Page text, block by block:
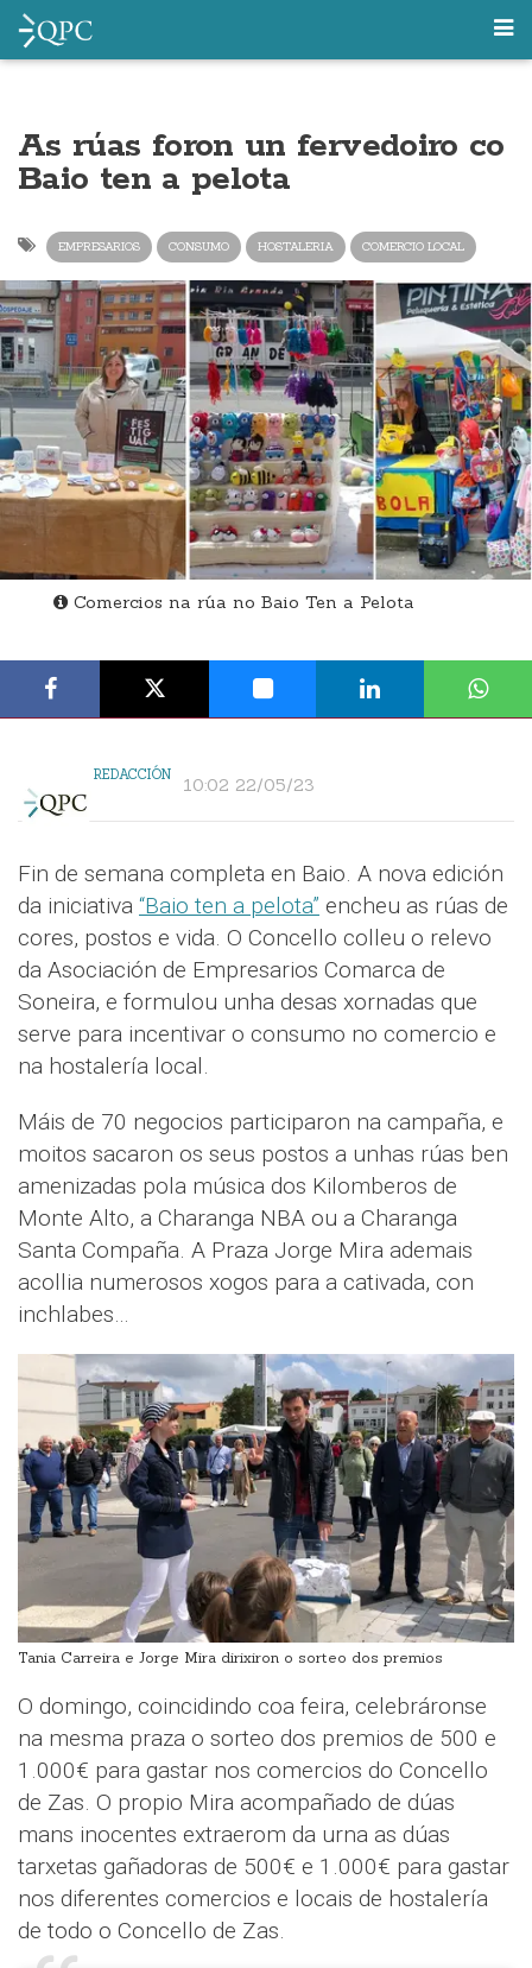
As rúas foron un fervedoiro co
Baio ten a pelota
EMPRESARIOS CONSUMO HOSTALERIA COMERCIO LOCAL
Comercios na rúa no Baio Ten a Pelota
REDACCIÓN 10:02 22/05/23
Fin de semana completa en Baio. A nova edición
da iniciativa “Baio ten a pelota” encheu as rúas de
cores, postos e vida. O Concello colleu o relevo
da Asociación de Empresarios Comarca de
Soneira, e formulou unha desas xornadas que
serve para incentivar o consumo no comercio e
na hostalería local.
Máis de 70 negocios participaron na campaña, e
moitos sacaron os seus postos a unhas rúas ben
amenizadas pola música dos Kilomberos de
Monte Alto, a Charanga NBA ou a Charanga
Santa Compaña. A Praza Jorge Mira ademais
acollia numerosos xogos para a cativada, con
inchlabes…
Tania Carreira e Jorge Mira dirixiron o sorteo dos premios
O domingo, coincidindo coa feira, celebráronse
na mesma praza o sorteo dos premios de 500 e
1.000€ para gastar nos comercios do Concello
de Zas. O propio Mira acompañado de dúas
mans inocentes extraerom da urna as dúas
tarxetas gañadoras de 500€ e 1.000€ para gastar
nos diferentes comercios e locais de hostalería
de todo o Concello de Zas.